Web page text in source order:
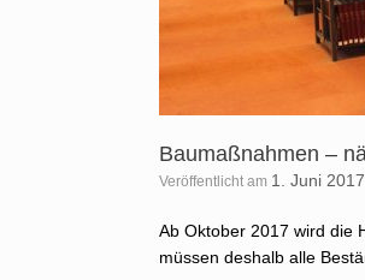
Baumaßnahmen –
Veröffentlicht am 1. Juni 2017
Ab Oktober 2017 wird die
müssen deshalb alle